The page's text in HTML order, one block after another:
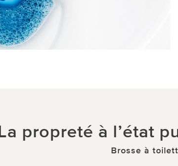
propreté à l’état
Brosse à